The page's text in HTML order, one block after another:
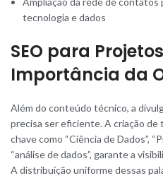
tecnologia e dados
SEO para
Importância da
Além do conteúdo técnico, a
precisa ser eficiente. A criação de
chave como “Ciência de Dados”,
“análise de dados”, garante a
A distribuição uniforme dessas